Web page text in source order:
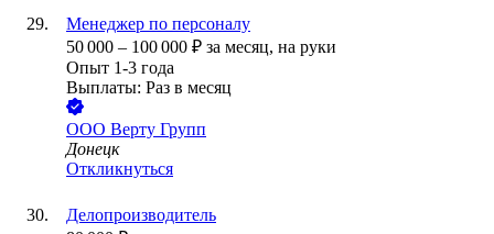
Менеджер по персоналу
50 000 – 100 000 ₽ за месяц, на руки
Опыт 1-3 года
Выплаты: Раз в месяц
ООО Верту Групп
Донецк
Откликнуться
Делопроизводитель